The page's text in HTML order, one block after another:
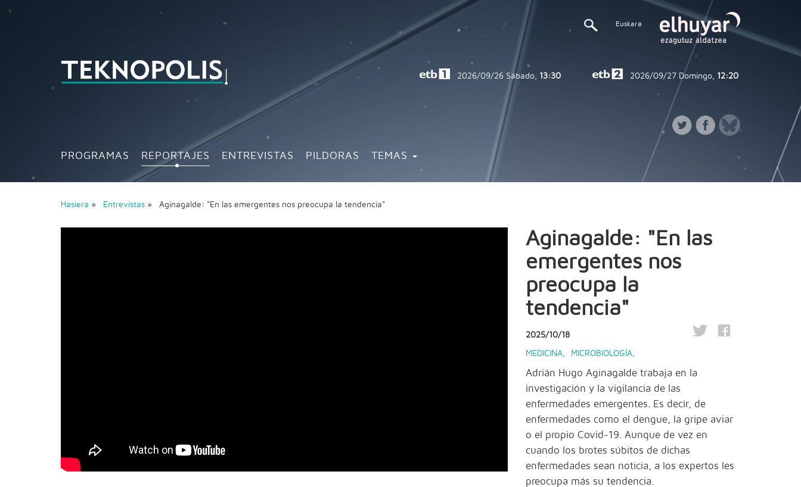
Euskara
PROGRAMAS REPORTAJES ENTREVISTAS PILDORAS TEMAS
2026/09/26 Sábado, 13:30 2026/09/27 Domingo, 12:20
Hasiera » Entrevistas » Aginagalde: "En las emergentes nos preocupa la tendencia"
Aginagalde: "En las
emergentes nos
preocupa la
tendencia"
2025/10/18
MEDICINA, MICROBIOLOGÍA,
Adrián Hugo Aginagalde trabaja en la
investigación y la vigilancia de las
enfermedades emergentes. Es decir, de
enfermedades como el dengue, la gripe aviar
o el propio Covid-19. Aunque de vez en
cuando los brotes súbitos de dichas
enfermedades sean noticia, a los expertos les
preocupa más su tendencia.